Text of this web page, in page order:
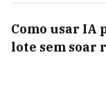
Como usar IA
lote sem soar